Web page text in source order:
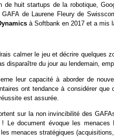
de huit startups de la robotique,
de Laurene Fleury de
à Softbank en 2017 et a mis
calmer le jeu et décrire quelques
disparaître du jour au lendemain,
leur capacité à aborder de
ont tendance à considérer que
est assurée.
sur la non invincibilité des
Le document évoque les
menaces stratégiques